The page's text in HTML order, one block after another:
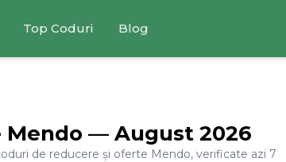
Top Coduri Blog
Mendo — August 2026
de reducere și oferte Mendo, verificate azi 7